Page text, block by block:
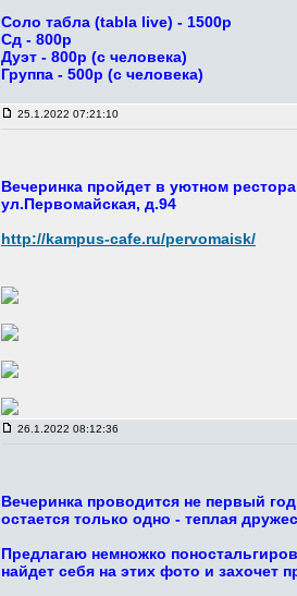
Соло табла (tabla live) - 1500р
Сд - 800р
Дуэт - 800р (с человека)
Группа - 500р (с человека)
25.1.2022 07:21:10
Вечеринка пройдет в уютном
ул.Первомайская, д.94
http://kampus-cafe.ru/pervomaisk/
26.1.2022 08:12:36
Вечеринка проводится не первый
остается только одно - теплая
Предлагаю немножко
найдет себя на этих фото и захочет